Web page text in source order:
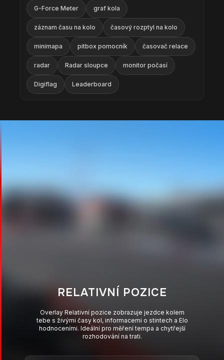
G-Force Meter graf kola
záznam času na kolo časový rozptyl na kolo
minimapa pitbox pomocník časovač relace
radar Radar sloupce monitor počasí
Digiflag Leaderboard
RELATIVNÍ POZICE
Overlay Relativní pozice zobrazuje jezdce kolem
tebe s živými časy kol, informacemi o stintech a Elo
hodnoceními. Ideální pro měření tempa a chytřejší
rozhodování na trati.